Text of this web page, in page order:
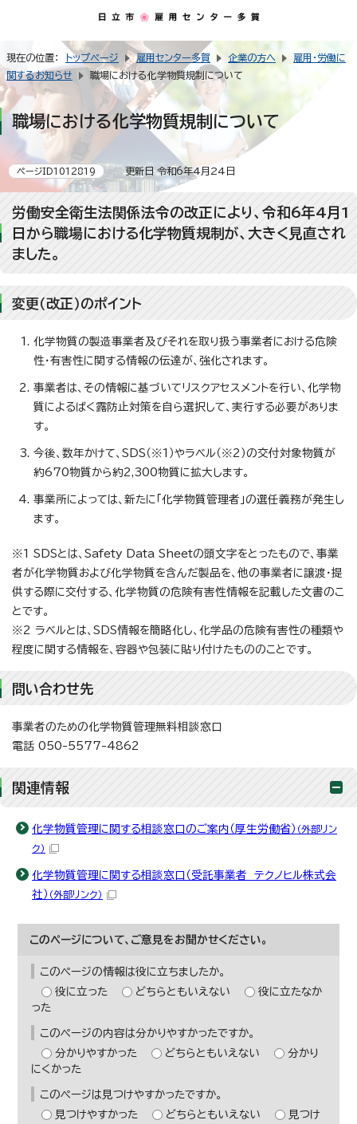
現在の位置： トップページ 雇用センター多賀 企業の方へ
雇用・労働に
関するお知らせ
職場における化学物質規制について
職場における化学物質規制について
ページID1012819 更新日 令和6年4月24日
労働安全衛生法関係法令の改正により、令和6年4月1
日から職場における化学物質規制が、大きく見直され
ました。
変更（改正）のポイント
化学物質の製造事業者及びそれを取り扱う事業者における危険
性・有害性に関する情報の伝達が、強化されます。
事業者は、その情報に基づいてリスクアセスメントを行い、化学物
質によるばく露防止対策を自ら選択して、実行する必要がありま
す。
今後、数年かけて、SDS（※1）やラベル（※2）の交付対象物質が
約670物質から約2,300物質に拡大します。
事業所によっては、新たに「化学物質管理者」の選任義務が発生し
ます。
※1 SDSとは、Safety Data Sheetの頭文字をとったもので、事業
者が化学物質および化学物質を含んだ製品を、他の事業者に譲渡・提
供する際に交付する、化学物質の危険有害性情報を記載した文書のこ
とです。
※2 ラベルとは、SDS情報を簡略化し、化学品の危険有害性の種類や
程度に関する情報を、容器や包装に貼り付けたもののことです。
問い合わせ先
事業者のための化学物質管理無料相談窓口
電話 050-5577-4862
関連情報
化学物質管理に関する相談窓口のご案内（厚生労働省） （外部リン
ク）
化学物質管理に関する相談窓口（受託事業者 テクノヒル株式会
社） （外部リンク）
このページについて、ご意見をお聞かせください。
このページの情報は役に立ちましたか。
役に立った
どちらともいえない
役に立たなか
った
このページの内容は分かりやすかったですか。
分かりやすかった
どちらともいえない
分かり
にくかった
このページは見つけやすかったですか。
見つけやすかった
どちらともいえない
見つけ